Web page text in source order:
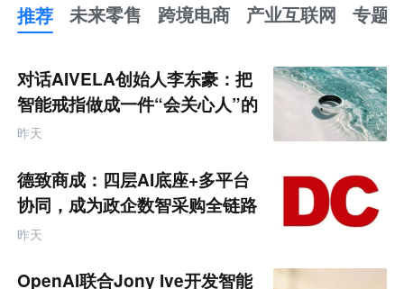
推荐 未来零售 跨境电商 产业互联网 专题
来
零
售
跨
境
商
产
业
互
联
网
对话AIVELA创始人李东豪：把
智能戒指做成一件“会关心人”的
饰品
昨天
德致商成：四层AI底座+多平台
协同，成为政企数智采购全链路
服务商
昨天
OpenAI联合Jony Ive开发智能